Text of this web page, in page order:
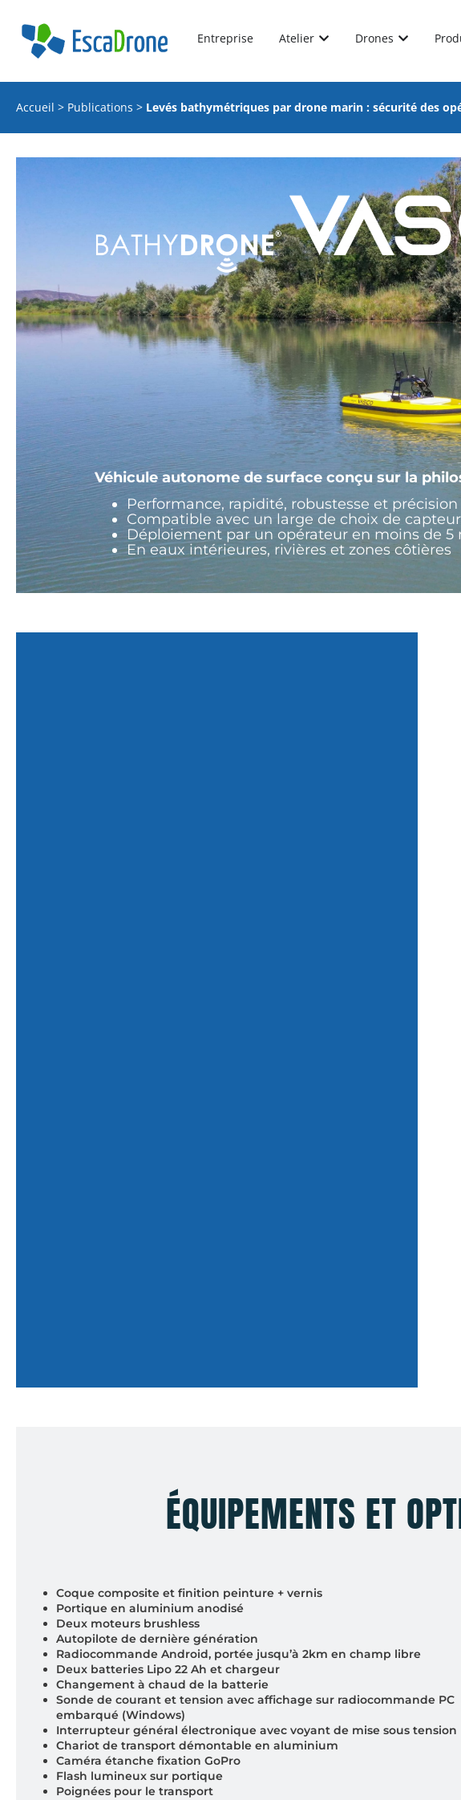
Entreprise Atelier Drones
Accueil > Publications > Levés bathymétriques par drone marin : sécurité des
Véhicule autonome de surface conçu sur la
Performance, rapidité, robustesse et
Compatible avec un large de choix de
Déploiement par un opérateur en moins de 5
En eaux intérieures, rivières et zones côtières
ÉQUIPEMENTS ET
Coque composite et finition peinture + vernis
Portique en aluminium anodisé
Deux moteurs brushless
Autopilote de dernière génération
Radiocommande Android, portée jusqu’à 2km en champ libre
Deux batteries Lipo 22 Ah et chargeur
Changement à chaud de la batterie
Sonde de courant et tension avec affichage sur radiocommande PC
embarqué (Windows)
Interrupteur général électronique avec voyant de mise sous tension
Chariot de transport démontable en aluminium
Caméra étanche fixation GoPro
Flash lumineux sur portique
Poignées pour le transport